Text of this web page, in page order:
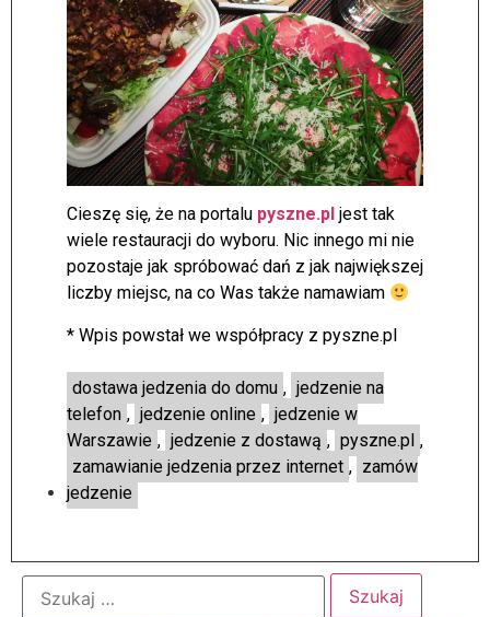
Cieszę się, że na portalu pyszne.pl jest tak
wiele restauracji do wyboru. Nic innego mi nie
pozostaje jak spróbować dań z jak największej
liczby miejsc, na co Was także namawiam
* Wpis powstał we współpracy z pyszne.pl
dostawa jedzenia do domu , jedzenie na
telefon , jedzenie online , jedzenie w
Warszawie , jedzenie z dostawą , pyszne.pl ,
zamawianie jedzenia przez internet , zamów
jedzenie